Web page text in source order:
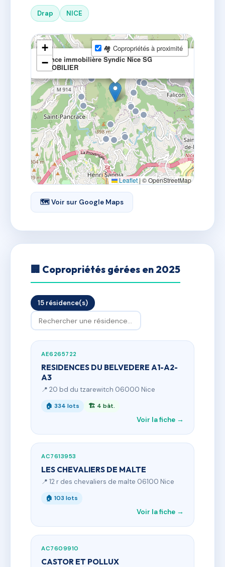
Drap NICE
Agence immobilière Syndic Nice SG
IMMOBILIER
+
−
🏘 Copropriétés à proximité
Leaflet | © OpenStreetMap
🗺 Voir sur Google Maps
🏢 Copropriétés gérées en 2025
15 résidence(s)
AE6265722
RESIDENCES DU BELVEDERE A1-A2-
A3
📍 20 bd du tzarewitch 06000 Nice
🏠 334 lots 🏗 4 bât.
Voir la fiche →
AC7613953
LES CHEVALIERS DE MALTE
📍 12 r des chevaliers de malte 06100 Nice
🏠 103 lots
Voir la fiche →
AC7609910
CASTOR ET POLLUX